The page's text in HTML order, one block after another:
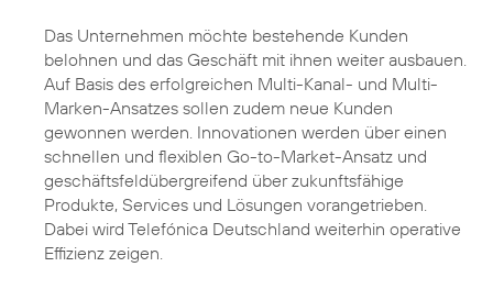
Das Unternehmen möchte bestehende Kunden
belohnen und das Geschäft mit ihnen weiter ausbauen.
Auf Basis des erfolgreichen Multi-Kanal- und Multi-
Marken-Ansatzes sollen zudem neue Kunden
gewonnen werden. Innovationen werden über einen
schnellen und flexiblen Go-to-Market-Ansatz und
geschäftsfeldübergreifend über zukunftsfähige
Produkte, Services und Lösungen vorangetrieben.
Dabei wird Telefónica Deutschland weiterhin operative
Effizienz zeigen.